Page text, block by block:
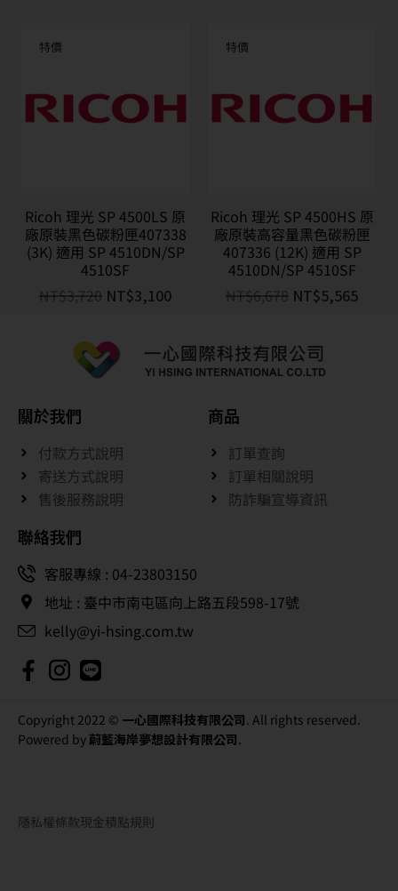
特價
Ricoh 理光 SP 4500LS 原
廠原裝黑色碳粉匣407338
(3K) 適用 SP 4510DN/SP
4510SF
NT$3,720 NT$3,100
特價
Ricoh 理光 SP 4500HS 原
廠原裝高容量黑色碳粉匣
407336 (12K) 適用 SP
4510DN/SP 4510SF
NT$6,678 NT$5,565
關於我們
付款方式說明
寄送方式說明
售後服務說明
商品
訂單查詢
訂單相關說明
防詐騙宣導資訊
聯絡我們
客服專線 : 04-23803150
地址 : 臺中市南屯區向上路五段598-17號
kelly@yi-hsing.com.tw
Copyright 2022 © 一心國際科技有限公司. All rights reserved.
Powered by 蔚藍海岸夢想設計有限公司.
隱私權條款現金積點規則